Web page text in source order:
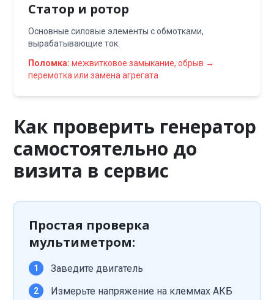
Статор и ротор
Основные силовые элементы с обмотками,
вырабатывающие ток.
Поломка: межвитковое замыкание, обрыв →
перемотка или замена агрегата
Как проверить генератор
самостоятельно до
визита в сервис
Простая проверка
мультиметром:
1 Заведите двигатель
2 Измерьте напряжение на клеммах АКБ